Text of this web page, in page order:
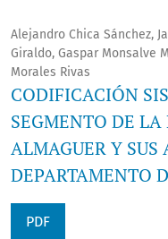
Alejandro Chica Sánchez,
Giraldo, Gaspar Monsalve
Morales Rivas
CODIFICACIÓN
SEGMENTO DE
ALMAGUER Y
DEPARTAMENTO
PDF